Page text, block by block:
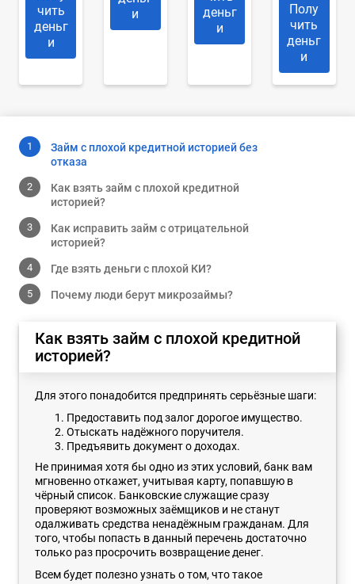
чить
деньг
и
и
деньг
и
Полу
чить
деньг
и
Займ с плохой кредитной историей без
отказа
Как взять займ с плохой кредитной
историей?
Как исправить займ с отрицательной
историей?
Где взять деньги с плохой КИ?
Почему люди берут микрозаймы?
Как взять займ с плохой кредитной
историей?
Для этого понадобится предпринять серьёзные шаги:
Предоставить под залог дорогое имущество.
Отыскать надёжного поручителя.
Предъявить документ о доходах.
Не принимая хотя бы одно из этих условий, банк вам
мгновенно откажет, учитывая карту, попавшую в
чёрный список. Банковские служащие сразу
проверяют возможных заёмщиков и не станут
одалживать средства ненадёжным гражданам. Для
того, чтобы попасть в данный перечень достаточно
только раз просрочить возвращение денег.
Всем будет полезно узнать о том, что такое